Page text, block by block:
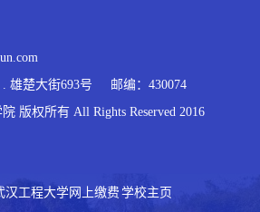
. 雄楚大街693号 邮编：430074
版权所有 All Rights Reserved 2016
汉工程大学网上缴费 学校主页